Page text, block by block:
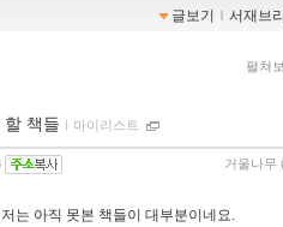
글보기 ｌ 서재브
펼쳐
할 책들 ｌ 마이리스트
거울나무 (
는 아직 못본 책들이 대부분이네요.